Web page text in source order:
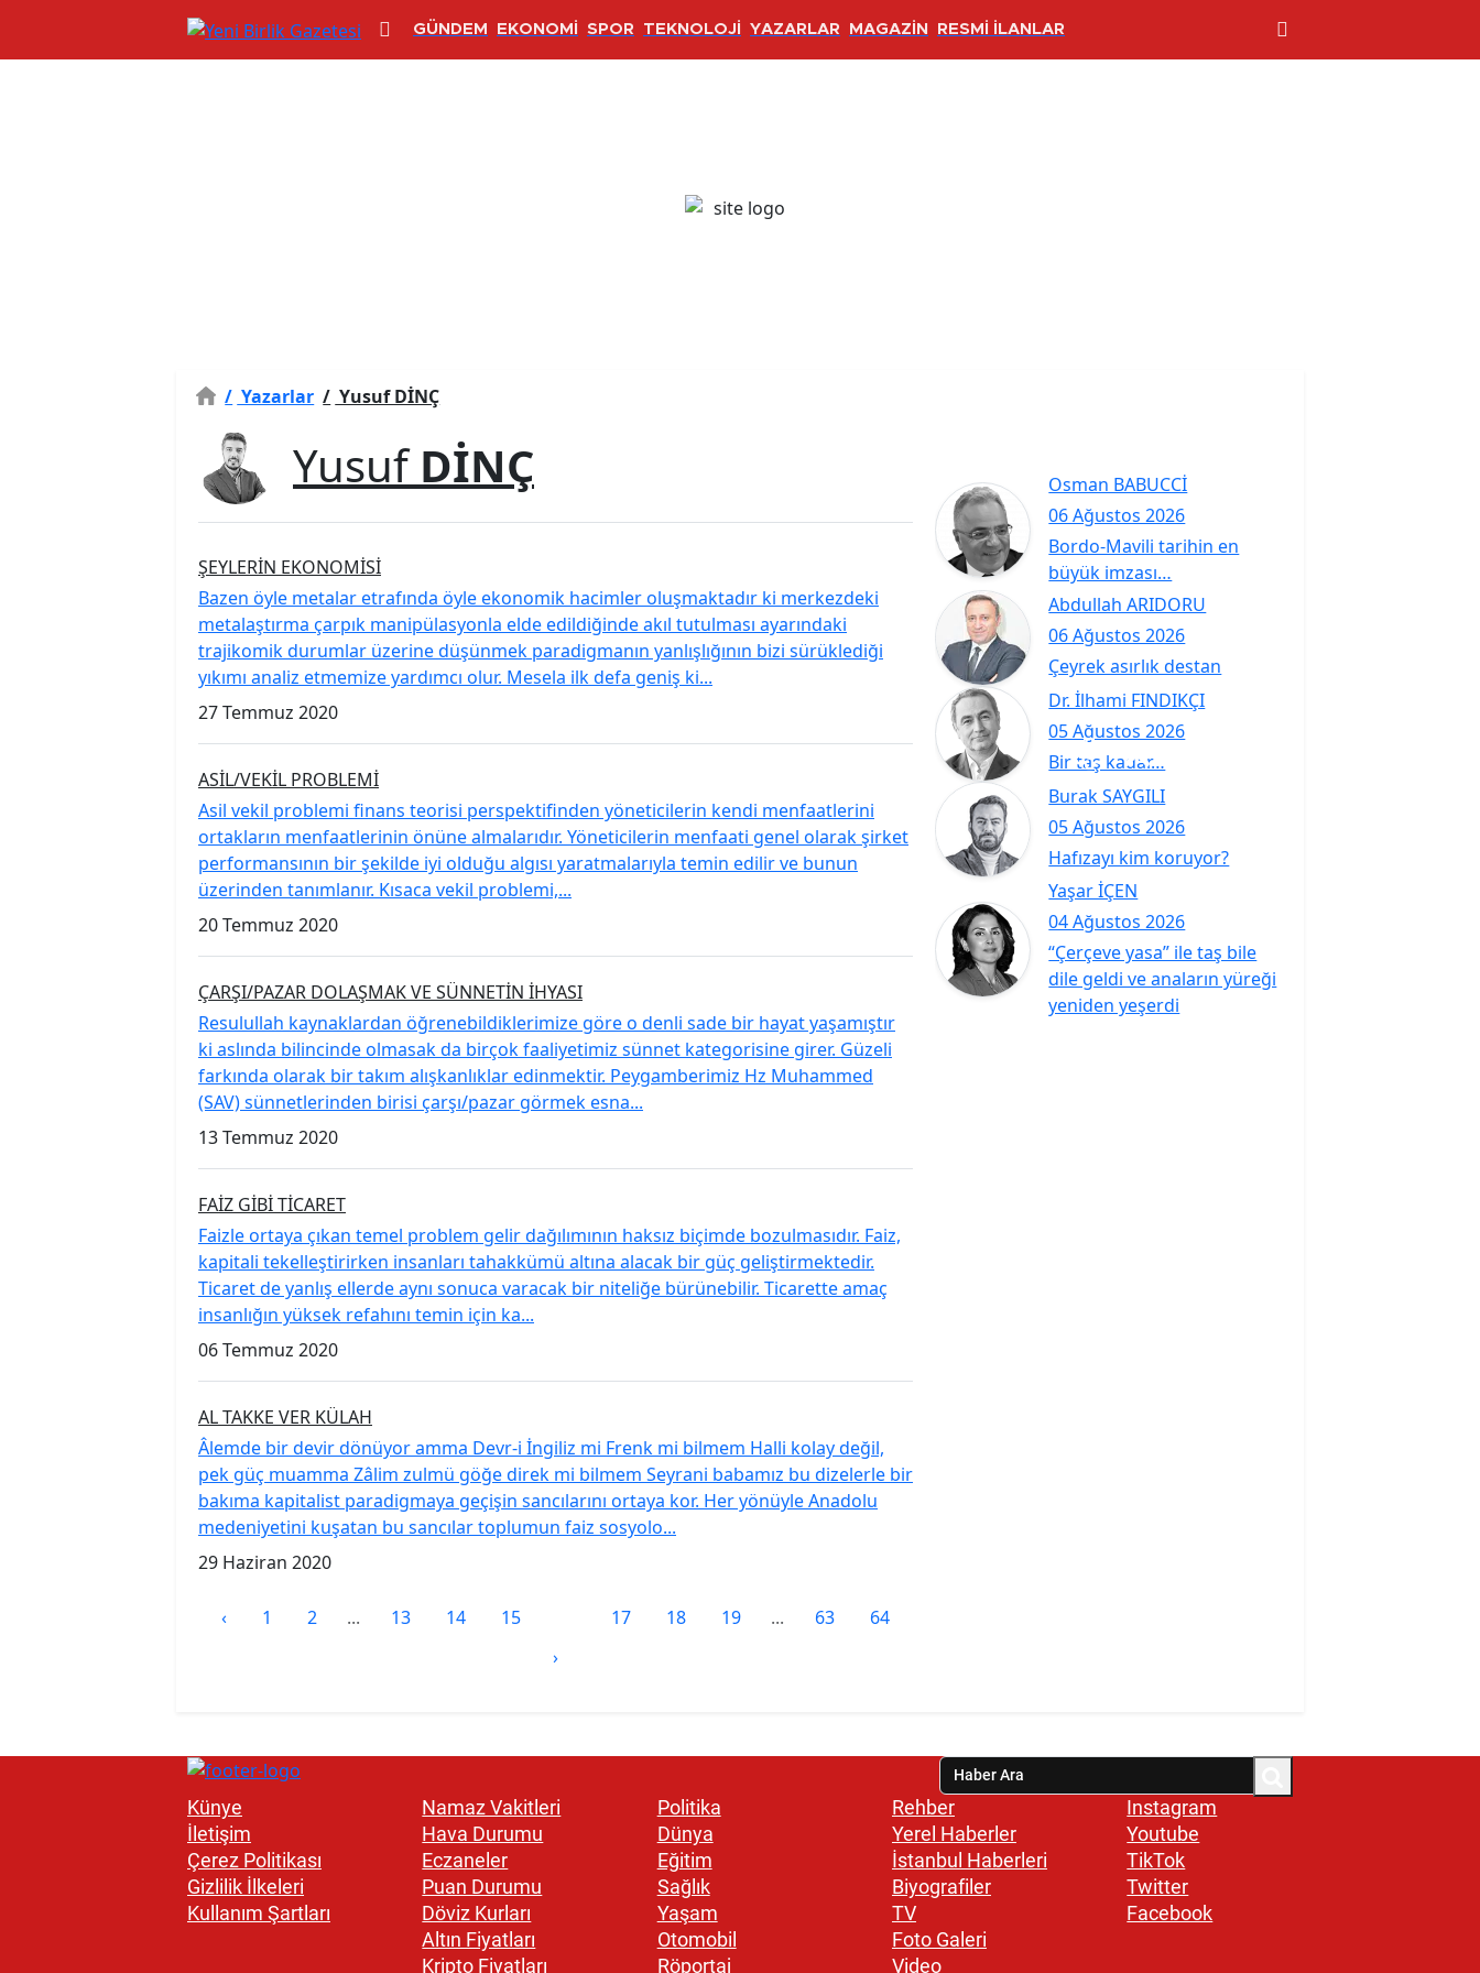
GÜNDEM EKONOMİ SPOR TEKNOLOJİ YAZARLAR MAGAZİN RESMİ İLANLAR
/ Yazarlar / Yusuf DİNÇ
Yusuf DİNÇ
ŞEYLERİN EKONOMİSİ
Bazen öyle metalar etrafında öyle ekonomik hacimler oluşmaktadır ki merkezdeki
metalaştırma çarpık manipülasyonla elde edildiğinde akıl tutulması ayarındaki
trajikomik durumlar üzerine düşünmek paradigmanın yanlışlığının bizi sürüklediği
yıkımı analiz etmemize yardımcı olur. Mesela ilk defa geniş ki...
27 Temmuz 2020
ASİL/VEKİL PROBLEMİ
Asil vekil problemi finans teorisi perspektifinden yöneticilerin kendi menfaatlerini
ortakların menfaatlerinin önüne almalarıdır. Yöneticilerin menfaati genel olarak şirket
performansının bir şekilde iyi olduğu algısı yaratmalarıyla temin edilir ve bunun
üzerinden tanımlanır. Kısaca vekil problemi,...
20 Temmuz 2020
ÇARŞI/PAZAR DOLAŞMAK VE SÜNNETİN İHYASI
Resulullah kaynaklardan öğrenebildiklerimize göre o denli sade bir hayat yaşamıştır
ki aslında bilincinde olmasak da birçok faaliyetimiz sünnet kategorisine girer. Güzeli
farkında olarak bir takım alışkanlıklar edinmektir. Peygamberimiz Hz Muhammed
(SAV) sünnetlerinden birisi çarşı/pazar görmek esna...
13 Temmuz 2020
FAİZ GİBİ TİCARET
Faizle ortaya çıkan temel problem gelir dağılımının haksız biçimde bozulmasıdır. Faiz,
kapitali tekelleştirirken insanları tahakkümü altına alacak bir güç geliştirmektedir.
Ticaret de yanlış ellerde aynı sonuca varacak bir niteliğe bürünebilir. Ticarette amaç
insanlığın yüksek refahını temin için ka...
06 Temmuz 2020
AL TAKKE VER KÜLAH
Âlemde bir devir dönüyor amma Devr-i İngiliz mi Frenk mi bilmem Halli kolay değil,
pek güç muamma Zâlim zulmü göğe direk mi bilmem Seyrani babamız bu dizelerle bir
bakıma kapitalist paradigmaya geçişin sancılarını ortaya kor. Her yönüyle Anadolu
medeniyetini kuşatan bu sancılar toplumun faiz sosyolo...
29 Haziran 2020
‹ 1 2 ... 13 14 15 17 18 19 ... 63
64
›
Osman BABUCCİ
06 Ağustos 2026
Bordo-Mavili tarihin en
büyük imzası…
Abdullah ARIDORU
06 Ağustos 2026
Çeyrek asırlık destan
Dr. İlhami FINDIKÇI
05 Ağustos 2026
Bir taş kadar…
Burak SAYGILI
05 Ağustos 2026
Hafızayı kim koruyor?
Yaşar İÇEN
04 Ağustos 2026
“Çerçeve yasa” ile taş bile
dile geldi ve anaların yüreği
yeniden yeşerdi
Künye
İletişim
Çerez Politikası
Gizlilik İlkeleri
Kullanım Şartları
Namaz Vakitleri
Hava Durumu
Eczaneler
Puan Durumu
Döviz Kurları
Altın Fiyatları
Kripto Fiyatları
Politika
Dünya
Eğitim
Sağlık
Yaşam
Otomobil
Röportaj
Rehber
Yerel Haberler
İstanbul Haberleri
Biyografiler
TV
Foto Galeri
Video
Instagram
Youtube
TikTok
Twitter
Facebook